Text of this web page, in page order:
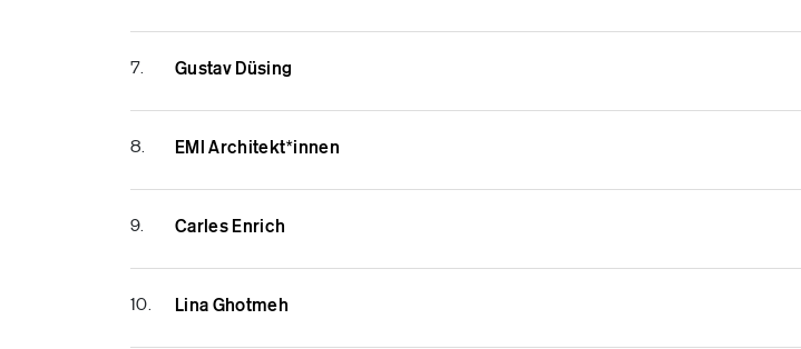
7. Gustav Düsing
8. EMI Architekt*innen
9. Carles Enrich
10. Lina Ghotmeh